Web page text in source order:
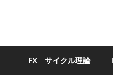
FX サイクル理論